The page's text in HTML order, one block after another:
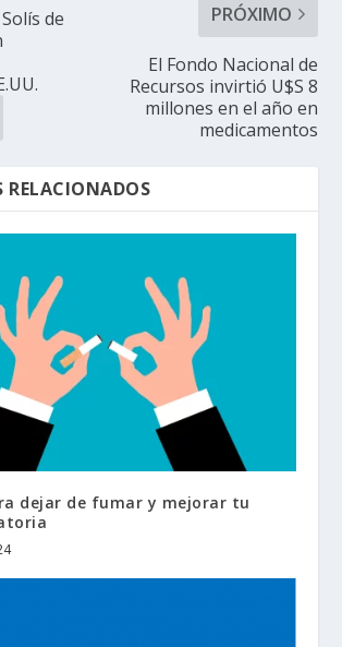
de
PRÓXIMO
El Fondo Nacional de
Recursos invirtió U$S 8
millones en el año en
medicamentos
RELACIONADOS
dejar de fumar y mejorar tu